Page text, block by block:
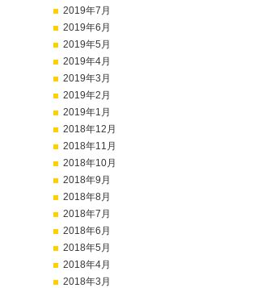
2019年7月
2019年6月
2019年5月
2019年4月
2019年3月
2019年2月
2019年1月
2018年12月
2018年11月
2018年10月
2018年9月
2018年8月
2018年7月
2018年6月
2018年5月
2018年4月
2018年3月